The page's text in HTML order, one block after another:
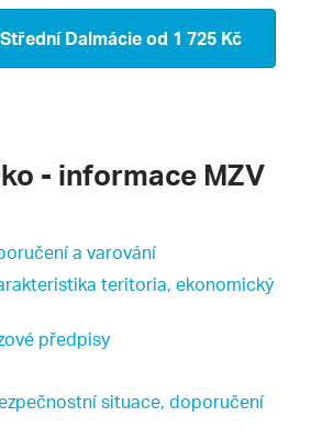
Dalmácie od 1 725 Kč
- informace MZV
a varování
teritoria, ekonomický
předpisy
situace, doporučení